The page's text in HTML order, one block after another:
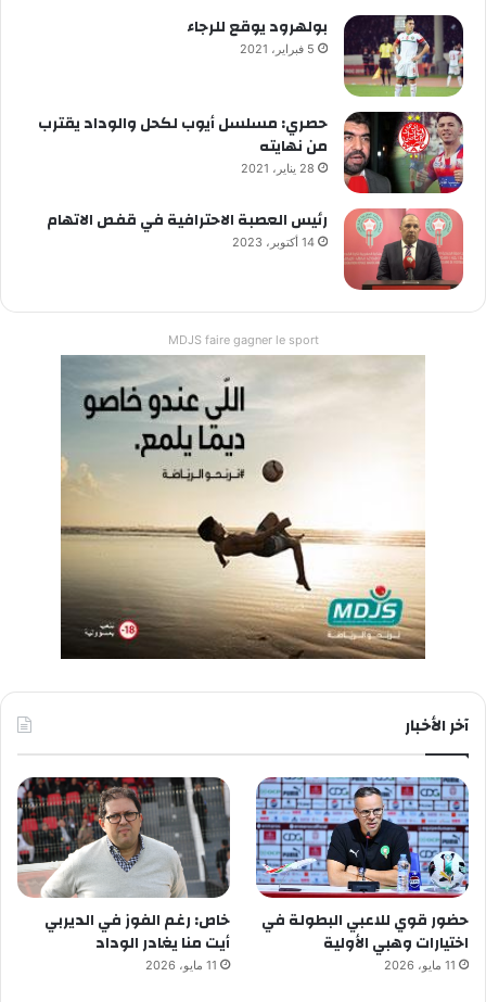
بولهرود يوقع للرجاء
5 فبراير، 2021
حصري: مسلسل أيوب لكحل والوداد يقترب
من نهايته
28 يناير، 2021
رئيس العصبة الاحترافية في قفص الاتهام
14 أكتوبر، 2023
MDJS faire gagner le sport
آخر الأخبار
حضور قوي للاعبي البطولة في
اختيارات وهبي الأولية
11 مايو، 2026
خاص: رغم الفوز في الديربي
أيت منا يغادر الوداد
11 مايو، 2026